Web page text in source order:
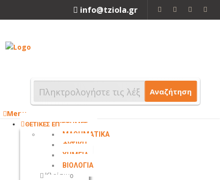
info@tziola.gr
Αναζήτηση
Menu
ΘΕΤΙΚΕΣ ΕΠΙΣΤΗΜΕΣ
ΜΑΘΗΜΑΤΙΚΑ
ΦΥΣΙΚΗ
ΧΗΜΕΙΑ
ΒΙΟΛΟΓΙΑ
Κλείσιμο